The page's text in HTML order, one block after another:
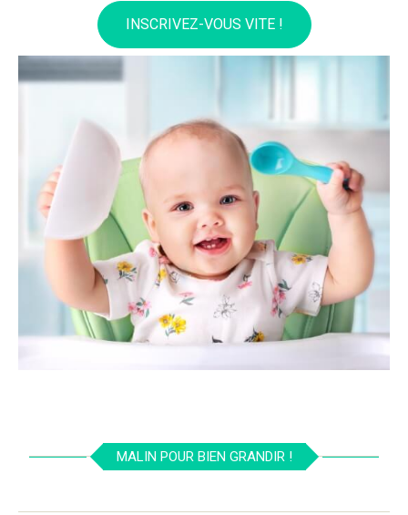
INSCRIVEZ-VOUS VITE !
MALIN POUR BIEN GRANDIR !